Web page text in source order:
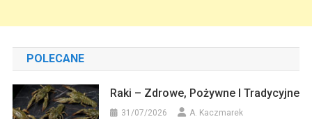
POLECANE
Raki – Zdrowe, Pożywne I Tradycyjne
31/07/2026 A. Kaczmarek